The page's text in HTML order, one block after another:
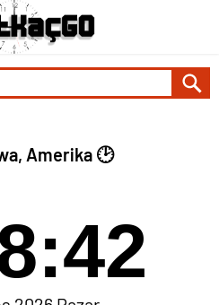
Amerika 🕑